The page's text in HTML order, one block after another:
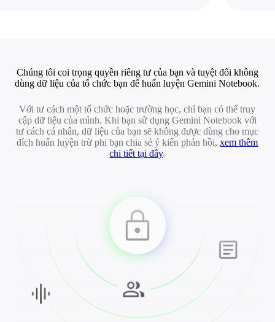
Chúng tôi coi trọng quyền riêng tư của bạn và tuyệt đối không
dùng dữ liệu của tổ chức bạn để huấn luyện Gemini Notebook.
Với tư cách một tổ chức hoặc trường học, chỉ bạn có thể truy
cập dữ liệu của mình. Khi bạn sử dụng Gemini Notebook với
tư cách cá nhân, dữ liệu của bạn sẽ không được dùng cho mục
đích huấn luyện trừ phi bạn chia sẻ ý kiến phản hồi,xem thêm
chi tiết tại đây.